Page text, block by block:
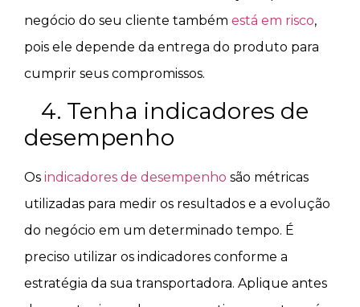
negócio do seu cliente também está em risco,
pois ele depende da entrega do produto para
cumprir seus compromissos.
4. Tenha indicadores de
desempenho
Os indicadores de desempenho são métricas
utilizadas para medir os resultados e a evolução
do negócio em um determinado tempo. É
preciso utilizar os indicadores conforme a
estratégia da sua transportadora. Aplique antes